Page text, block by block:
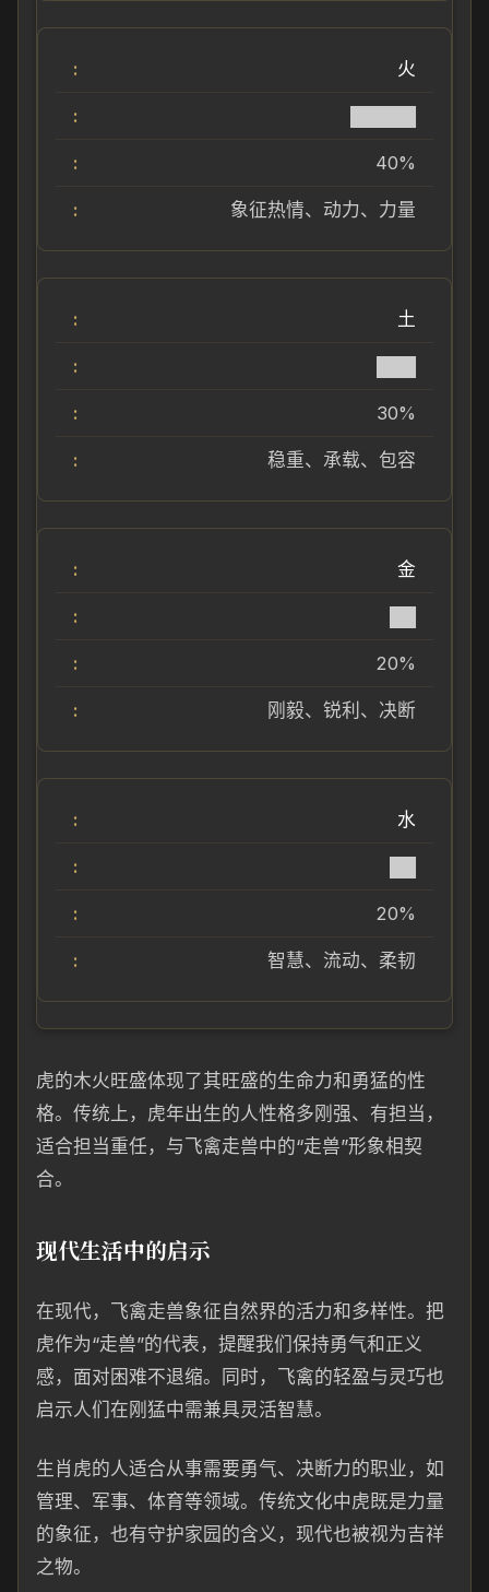
火
40%
象征热情、动力、力量
土
30%
稳重、承载、包容
金
20%
刚毅、锐利、决断
水
20%
智慧、流动、柔韧
虎的木火旺盛体现了其旺盛的生命力和勇猛的性
格。传统上，虎年出生的人性格多刚强、有担当，
适合担当重任，与飞禽走兽中的“走兽”形象相契
合。
现代生活中的启示
在现代，飞禽走兽象征自然界的活力和多样性。把
虎作为“走兽”的代表，提醒我们保持勇气和正义
感，面对困难不退缩。同时，飞禽的轻盈与灵巧也
启示人们在刚猛中需兼具灵活智慧。
生肖虎的人适合从事需要勇气、决断力的职业，如
管理、军事、体育等领域。传统文化中虎既是力量
的象征，也有守护家园的含义，现代也被视为吉祥
之物。